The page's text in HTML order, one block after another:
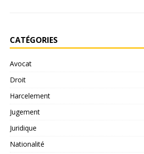
CATÉGORIES
Avocat
Droit
Harcelement
Jugement
Juridique
Nationalité